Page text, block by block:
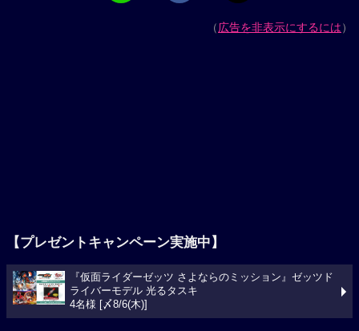
（広告を非表示にするには）
【プレゼントキャンペーン実施中】
『仮面ライダーゼッツ さよならのミッション』ゼッツド
ライバーモデル 光るタスキ
4名様 [〆8/6(木)]